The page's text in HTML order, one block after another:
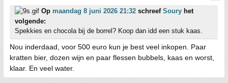
Op maandag 8 juni 2026 21:32 schreef Soury het
volgende:
Spekkies en chocola bij de borrel? Koop dan idd een stuk kaas.
Nou inderdaad, voor 500 euro kun je best veel inkopen. Paar
kratten bier, dozen wijn en paar flessen bubbels, kaas en worst,
klaar. En veel water.